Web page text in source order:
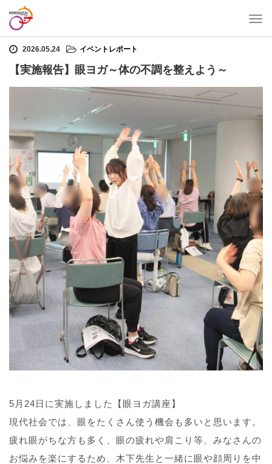
T
a
a
t
o
n
ホーム
2026.05.24 イベントレポート
【実施報告】眼ヨガ～体の不調を整えよう～
5月24日に実施しました【眼ヨガ講座】
現代社会では、眼をたくさん使う機会も多いと思います。
疲れ眼がちな方も多く、眼の疲れや肩こり等、みなさんの
お悩みを楽にするため、木下先生と一緒に眼や顔周りを中